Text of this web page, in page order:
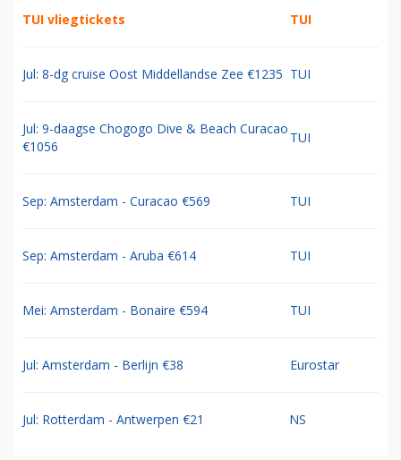
TUI vliegtickets TUI
Jul: 8-dg cruise Oost Middellandse Zee €1235 TUI
Jul: 9-daagse Chogogo Dive & Beach Curacao
€1056
TUI
Sep: Amsterdam - Curacao €569 TUI
Sep: Amsterdam - Aruba €614 TUI
Mei: Amsterdam - Bonaire €594 TUI
Jul: Amsterdam - Berlijn €38 Eurostar
Jul: Rotterdam - Antwerpen €21 NS